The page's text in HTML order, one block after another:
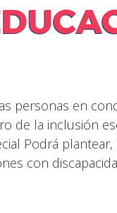
personas en
de la inclusión
Podrá
con